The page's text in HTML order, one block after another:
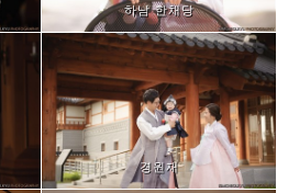
하남 한채당
경원재